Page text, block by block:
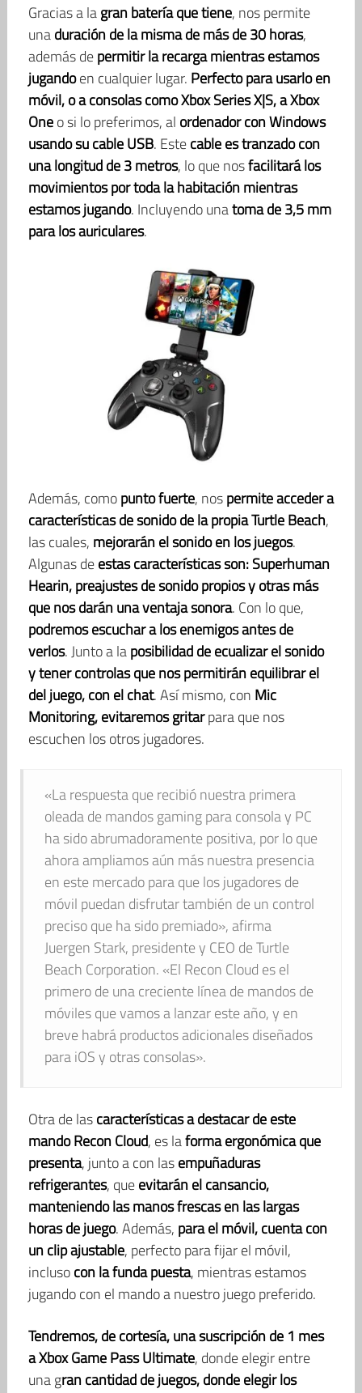
Gracias a lagran batería que tiene, nos permite
unaduración de la misma de más de 30 horas,
además depermitir la recarga mientras estamos
jugandoen cualquier lugar. Perfecto para usarlo en
móvil, o a consolas como Xbox Series X|S, a Xbox
Oneo si lo preferimos, al ordenador con Windows
usando su cable USB. Estecable es tranzado con
una longitud de 3 metros, lo que nosfacilitará los
movimientos por toda la habitación mientras
estamos jugando. Incluyendo unatoma de 3,5 mm
para los auriculares.
Además, comopunto fuerte, nospermite acceder a
características de sonido de la propia Turtle Beach,
las cuales, mejorarán el sonido en los juegos.
Algunas deestas características son: Superhuman
Hearin, preajustes de sonido propios y otras más
que nos darán una ventaja sonora. Con lo que,
podremos escuchar a los enemigos antes de
verlos. Junto a laposibilidad de ecualizar el sonido
y tener controlas que nos permitirán equilibrar el
del juego, con el chat. Así mismo, con Mic
Monitoring, evitaremos gritarpara que nos
escuchen los otros jugadores.
«La respuesta que recibió nuestra primera
oleada de mandos gaming para consola y PC
ha sido abrumadoramente positiva, por lo que
ahora ampliamos aún más nuestra presencia
en este mercado para que los jugadores de
móvil puedan disfrutar también de un control
preciso que ha sido premiado», afirma
Juergen Stark, presidente y CEO de Turtle
Beach Corporation. «El Recon Cloud es el
primero de una creciente línea de mandos de
móviles que vamos a lanzar este año, y en
breve habrá productos adicionales diseñados
para iOS y otras consolas».
Otra de lascaracterísticas a destacar de este
mando Recon Cloud, es laforma ergonómica que
presenta, junto a con lasempuñaduras
refrigerantes, queevitarán el cansancio,
manteniendo las manos frescas en las largas
horas de juego. Además, para el móvil, cuenta con
un clip ajustable, perfecto para fijar el móvil,
inclusocon la funda puesta, mientras estamos
jugando con el mando a nuestro juego preferido.
Tendremos, de cortesía, una suscripción de 1 mes
a Xbox Game Pass Ultimate, donde elegir entre
una gran cantidad de juegos, donde elegir los